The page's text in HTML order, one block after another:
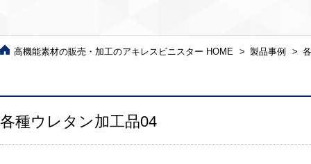
高機能素材の販売・加工のアキレスビニスター HOME 製品事例
各種ウレタン加工品04